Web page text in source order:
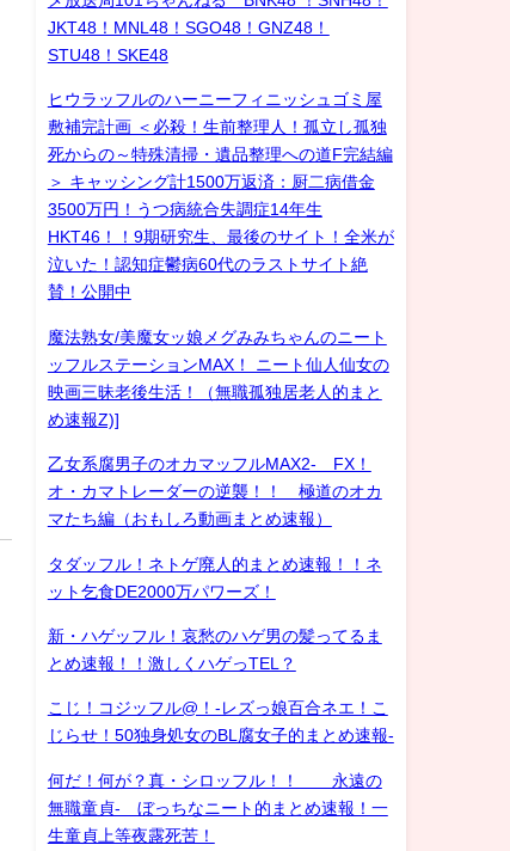
JKT48！MNL48！SGO48！GNZ48！
STU48！SKE48
ヒウラッフルのハーニーフィニッシュゴミ屋
敷補完計画 ＜必殺！生前整理人！孤立し孤独
死からの～特殊清掃・遺品整理への道F完結編
＞ キャッシング計1500万返済：厨二病借金
3500万円！うつ病統合失調症14年生
HKT46！！9期研究生、最後のサイト！全米が
泣いた！認知症鬱病60代のラストサイト絶
賛！公開中
魔法熟女/美魔女ッ娘メグみみちゃんのニート
ッフルステーションMAX！ ニート仙人仙女の
映画三昧老後生活！（無職孤独居老人的まと
め速報Z)]
乙女系腐男子のオカマッフルMAX2- FX！
オ・カマトレーダーの逆襲！！ 極道のオカ
マたち編（おもしろ動画まとめ速報）
タダッフル！ネトゲ廃人的まとめ速報！！ネ
ット乞食DE2000万パワーズ！
新・ハゲッフル！哀愁のハゲ男の髪ってるま
とめ速報！！激しくハゲっTEL？
こじ！コジッフル@！-レズっ娘百合ネエ！こ
じらせ！50独身処女のBL腐女子的まとめ速報-
何だ！何が？真・シロッフル！！ 永遠の
無職童貞- ぼっちなニート的まとめ速報！一
生童貞上等夜露死苦！